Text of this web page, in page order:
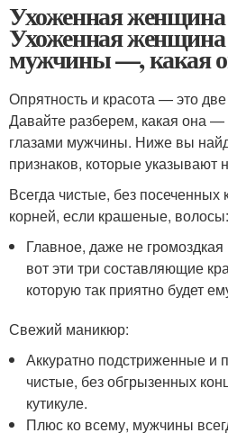
Ухоженная женщина
Ухоженная женщина
мужчины —, какая
Опрятность и красота — это
Давайте разберем, какая она
глазами мужчины. Ниже вы
признаков, которые указывают
Всегда чистые, без посеченных
корней, если крашеные, волосы:
Главное, даже не
вот эти три составляющие
которую так приятно будет
Свежий маникюр:
Аккуратно подстриженные и
чистые, без обгрызенных
кутикуле.
Плюс ко всему, мужчины